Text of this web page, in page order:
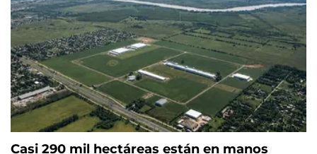
Casi 290 mil hectáreas están en manos